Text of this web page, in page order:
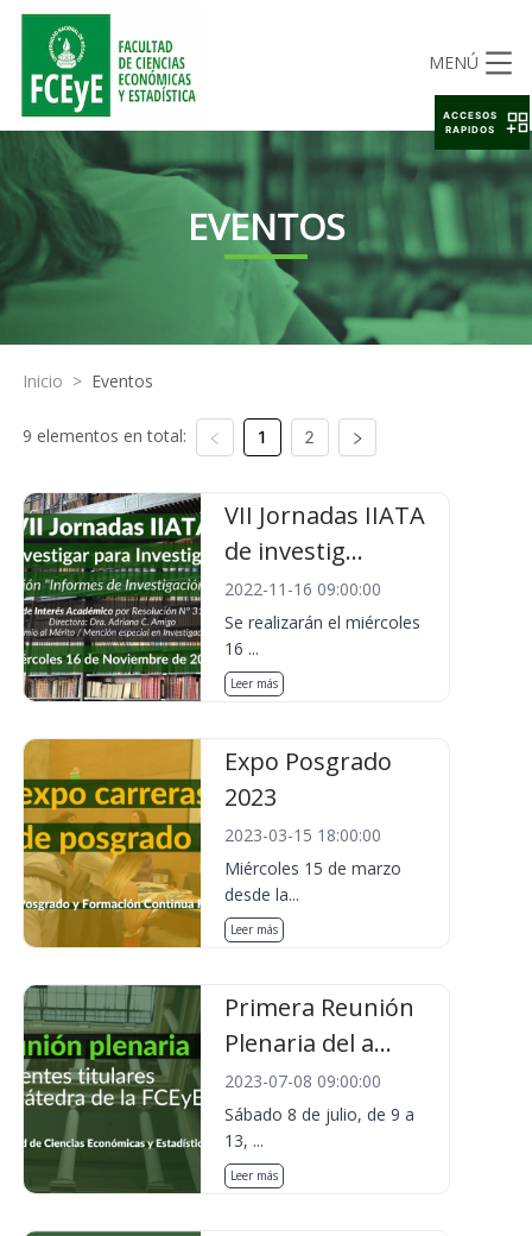
MENÚ
EVENTOS
Inicio > Eventos
9 elementos en total: 1 2
VII Jornadas IIATA
de investig...
2022-11-16 09:00:00
Se realizarán el miércoles
16 ...
Leer más
Expo Posgrado
2023
2023-03-15 18:00:00
Miércoles 15 de marzo
desde la...
Leer más
Primera Reunión
Plenaria del a...
2023-07-08 09:00:00
Sábado 8 de julio, de 9 a
13, ...
Leer más
ACCESOS
RAPIDOS